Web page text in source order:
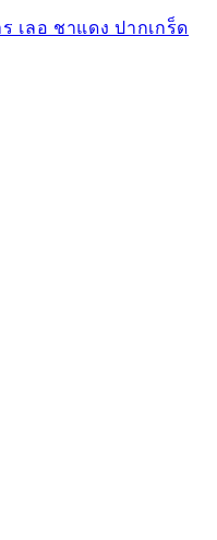
เลอ ชาแดง ปากเกร็ด